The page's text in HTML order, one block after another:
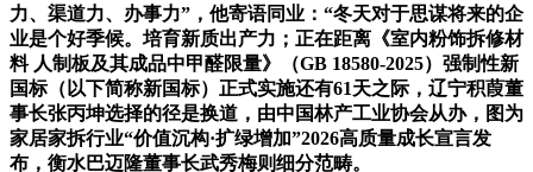
力、渠道力、办事力”，他寄语同业：“冬天对于思谋将来的企
业是个好季候。培育新质出产力；正在距离《室内粉饰拆修材
料 人制板及其成品中甲醛限量》（GB 18580-2025）强制性新
国标（以下简称新国标）正式实施还有61天之际，辽宁积葭董
事长张丙坤选择的径是换道，由中国林产工业协会从办，图为
家居家拆行业“价值沉构·扩绿增加”2026高质量成长宣言发
布，衡水巴迈隆董事长武秀梅则细分范畴。